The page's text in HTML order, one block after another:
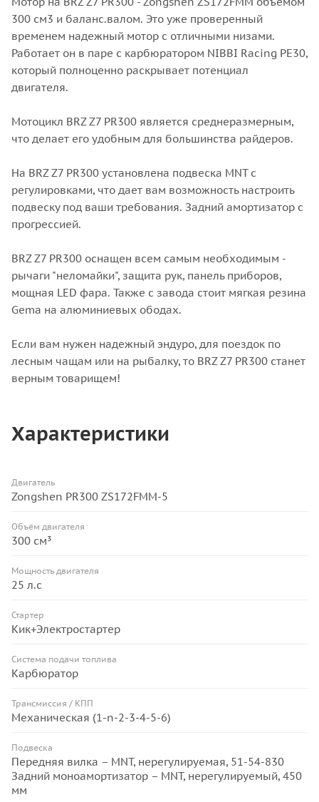
300 см3 и баланс.валом. Это уже проверенный
временем надежный мотор с отличными низами.
Работает он в паре с карбюратором NIBBI Racing PE30,
который полноценно раскрывает потенциал
двигателя.
Мотоцикл BRZ Z7 PR300 является среднеразмерным,
что делает его удобным для большинства райдеров.
На BRZ Z7 PR300 установлена подвеска MNT c
регулировками, что дает вам возможность настроить
подвеску под ваши требования. Задний амортизатор с
прогрессией.
BRZ Z7 PR300 оснащен всем самым необходимым -
рычаги "неломайки", защита рук, панель приборов,
мощная LED фара. Также с завода стоит мягкая резина
Gema на алюминиевых ободах.
Если вам нужен надежный эндуро, для поездок по
лесным чащам или на рыбалку, то BRZ Z7 PR300 станет
верным товарищем!
Характеристики
Двигатель
Zongshen PR300 ZS172FMM-5
Объём двигателя
300 см³
Мощность двигателя
25 л.с
Стартер
Кик+Электростартер
Система подачи топлива
Карбюратор
Трансмиссия / КПП
Механическая (1-n-2-3-4-5-6)
Подвеска
Передняя вилка – MNT, нерегулируемая, 51-54-830
Задний моноамортизатор – MNT, нерегулируемый, 450
мм